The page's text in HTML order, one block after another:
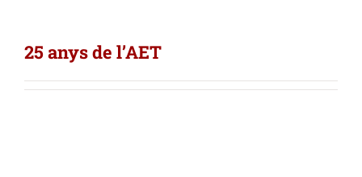
25 anys de l’AET